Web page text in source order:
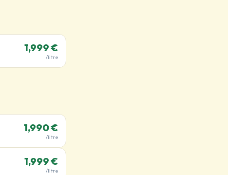
1,999 €
/litre
1,990 €
/litre
1,999 €
/litre